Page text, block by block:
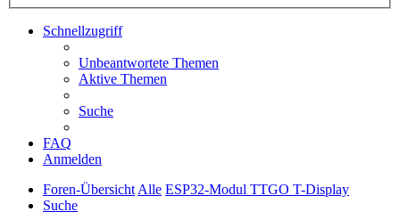
Schnellzugriff
Unbeantwortete Themen
Aktive Themen
Suche
FAQ
Anmelden
Foren-ÜbersichtAlle ESP32-Modul TTGO T-Display
Suche